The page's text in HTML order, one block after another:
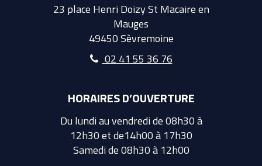
23 place Henri Doizy St Macaire en
Mauges
49450 Sèvremoine
02 41 55 36 76
HORAIRES D’OUVERTURE
Du lundi au vendredi de 08h30 à
12h30 et de14h00 à 17h30
Samedi de 08h30 à 12h00